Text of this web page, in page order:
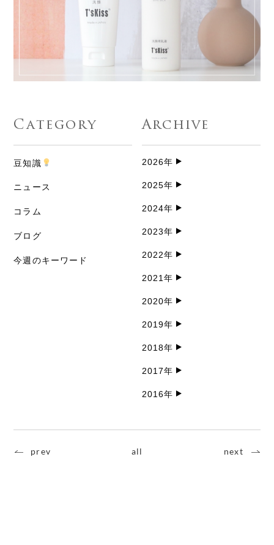
Category
豆知識
ニュース
コラム
ブログ
今週のキーワード
Archive
2026年
2025年
2024年
2023年
2022年
2021年
2020年
2019年
2018年
2017年
2016年
prev all next